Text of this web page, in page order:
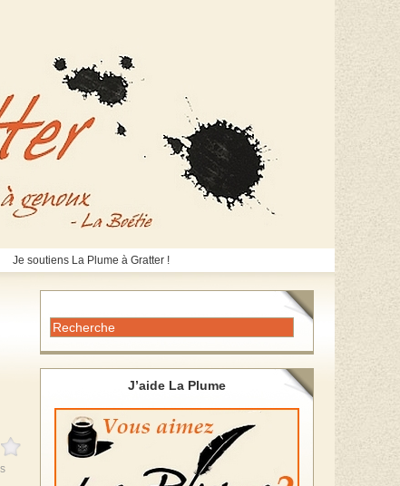
Je soutiens La Plume à Gratter !
J’aide La Plume